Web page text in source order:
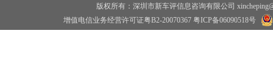
版权所有：深圳市新车评信息咨询有限公司
增值电信业务经营许可证粤B2-20070367 粤ICP备06090518号